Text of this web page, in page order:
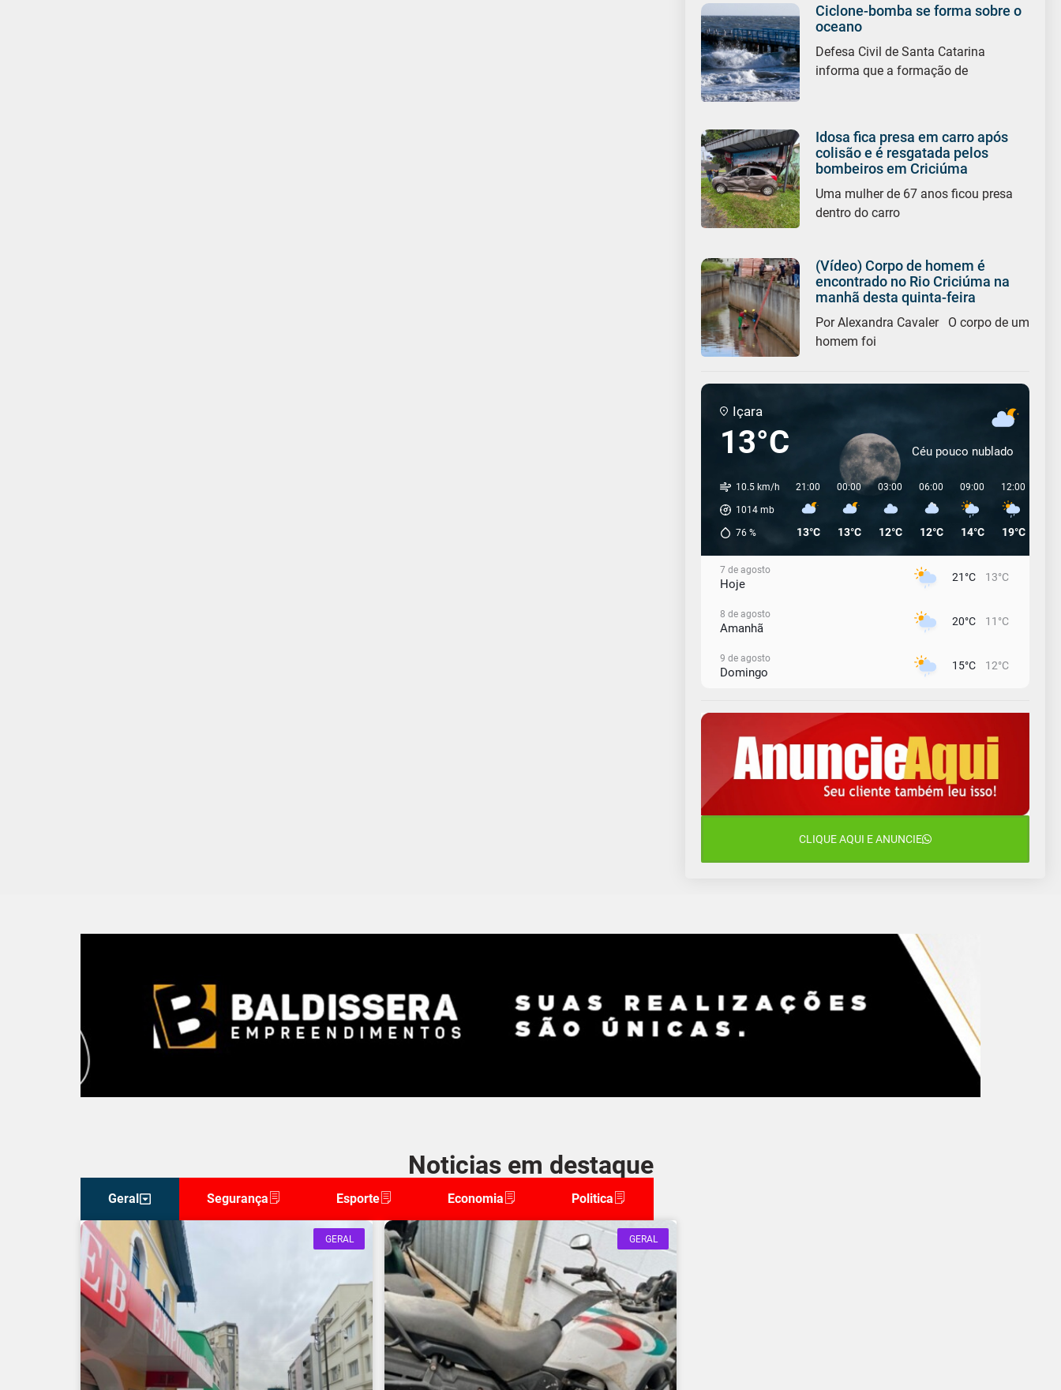
Ciclone-bomba se forma sobre o
oceano
Defesa Civil de Santa Catarina
informa que a formação de
Idosa fica presa em carro após
colisão e é resgatada pelos
bombeiros em Criciúma
Uma mulher de 67 anos ficou presa
dentro do carro
(Vídeo) Corpo de homem é
encontrado no Rio Criciúma na
manhã desta quinta-feira
Por Alexandra Cavaler O corpo de um
homem foi
Içara
13°C Céu pouco nublado
10.5 km/h
1014mb
76%
21:00
13°C
00:00
13°C
03:00
12°C
06:00
12°C
09:00
14°C
12:00
19°C
7 de agosto
Hoje 21°C 13°C
8 de agosto
Amanhã 20°C 11°C
9 de agosto
Domingo 15°C 12°C
Segunda-Feira
11 de agosto
Terça-Feira
12 de agosto
16°C 11°C
CLIQUE AQUI E ANUNCIE
Noticias em destaque
Geral Segurança Esporte Economia Politica
GERAL GERAL